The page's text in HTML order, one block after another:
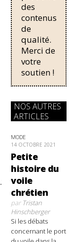
.
des
contenus
de
qualité.
Merci de
votre
soutien !
NOS AUTRES
ARTICLES
MODE
14 OCTOBRE 2021
Petite
histoire du
voile
chrétien
parTristan
Hinschberger
Si les débats
concernant le port